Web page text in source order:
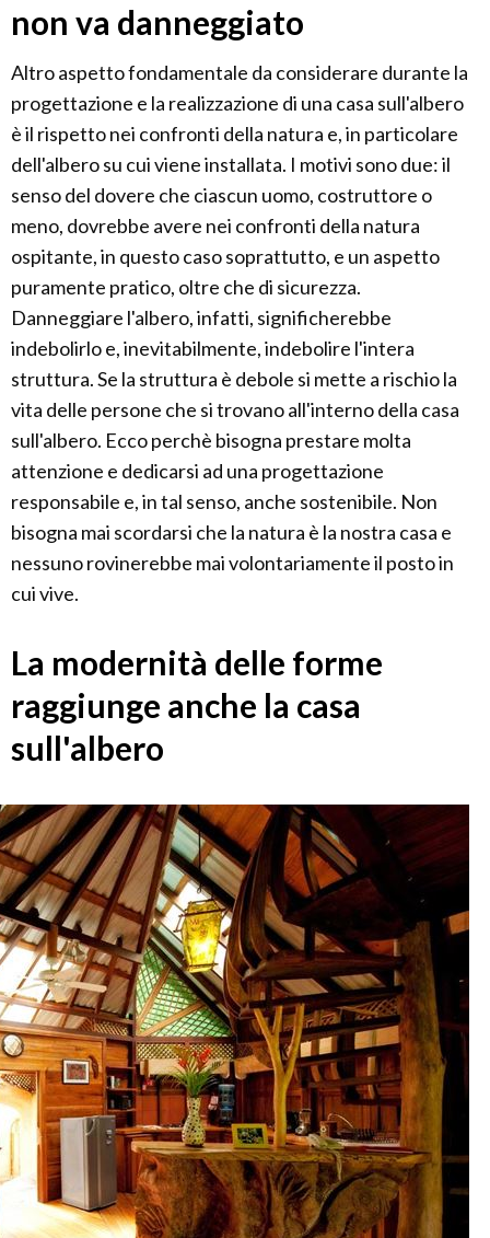
non va danneggiato
Altro aspetto fondamentale da considerare durante la
progettazione e la realizzazione di una casa sull'albero
è il rispetto nei confronti della natura e, in particolare
dell'albero su cui viene installata. I motivi sono due: il
senso del dovere che ciascun uomo, costruttore o
meno, dovrebbe avere nei confronti della natura
ospitante, in questo caso soprattutto, e un aspetto
puramente pratico, oltre che di sicurezza.
Danneggiare l'albero, infatti, significherebbe
indebolirlo e, inevitabilmente, indebolire l'intera
struttura. Se la struttura è debole si mette a rischio la
vita delle persone che si trovano all'interno della casa
sull'albero. Ecco perchè bisogna prestare molta
attenzione e dedicarsi ad una progettazione
responsabile e, in tal senso, anche sostenibile. Non
bisogna mai scordarsi che la natura è la nostra casa e
nessuno rovinerebbe mai volontariamente il posto in
cui vive.
La modernità delle forme
raggiunge anche la casa
sull'albero